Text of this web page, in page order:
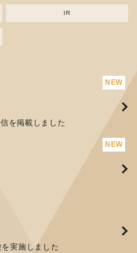
IR
を掲載しました
実施しました
のお知らせ
メカトロテックジャパ
ました
ました
了しました
しました
了しました
を掲載しました
式の処分の割当完了に関
実施しました
模法人部門）」に認定さ